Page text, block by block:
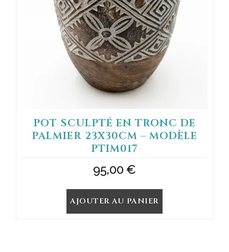
POT SCULPTÉ EN TRONC DE
PALMIER 23X30CM – MODÈLE
PTIM017
95,00€
AJOUTER AU PANIER